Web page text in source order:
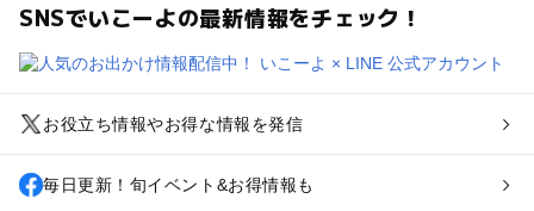
SNSでいこーよの最新情報をチェック！
お役立ち情報やお得な情報を発信
毎日更新！旬イベント&お得情報も